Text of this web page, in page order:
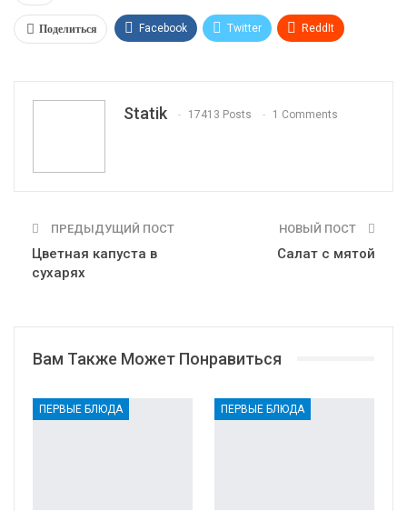
Поделиться Facebook Twitter ReddIt
Statik 17413 Posts 1 Comments
ПРЕДЫДУЩИЙ ПОСТ
Цветная капуста в
сухарях
НОВЫЙ ПОСТ
Салат с мятой
Вам Также Может Понравиться
ПЕРВЫЕ БЛЮДА ПЕРВЫЕ БЛЮДА